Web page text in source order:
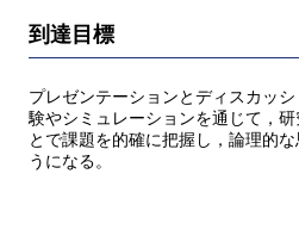
到達目標
プレゼンテーションとディスカッ
験やシミュレーションを通じて，
とで課題を的確に把握し，論理的
うになる。